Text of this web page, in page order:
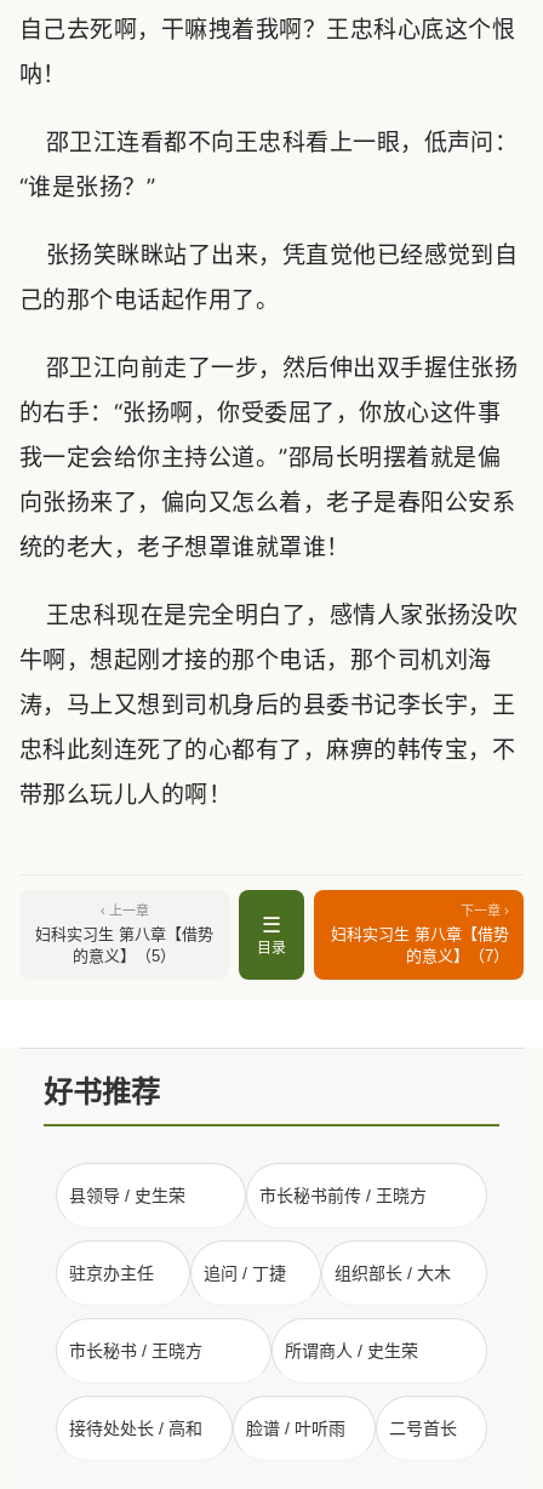
自己去死啊，干嘛拽着我啊？王忠科心底这个恨
呐！
邵卫江连看都不向王忠科看上一眼，低声问：
“谁是张扬？”
张扬笑眯眯站了出来，凭直觉他已经感觉到自
己的那个电话起作用了。
邵卫江向前走了一步，然后伸出双手握住张扬
的右手：“张扬啊，你受委屈了，你放心这件事
我一定会给你主持公道。”邵局长明摆着就是偏
向张扬来了，偏向又怎么着，老子是春阳公安系
统的老大，老子想罩谁就罩谁！
王忠科现在是完全明白了，感情人家张扬没吹
牛啊，想起刚才接的那个电话，那个司机刘海
涛，马上又想到司机身后的县委书记李长宇，王
忠科此刻连死了的心都有了，麻痹的韩传宝，不
带那么玩儿人的啊！
‹ 上一章
妇科实习生 第八章【借势
的意义】（5）
☰
目录
下一章 ›
妇科实习生 第八章【借势
的意义】（7）
好书推荐
县领导 / 史生荣 市长秘书前传 / 王晓方
驻京办主任 追问 / 丁捷 组织部长 / 大木
市长秘书 / 王晓方 所谓商人 / 史生荣
接待处处长 / 高和 脸谱 / 叶听雨 二号首长